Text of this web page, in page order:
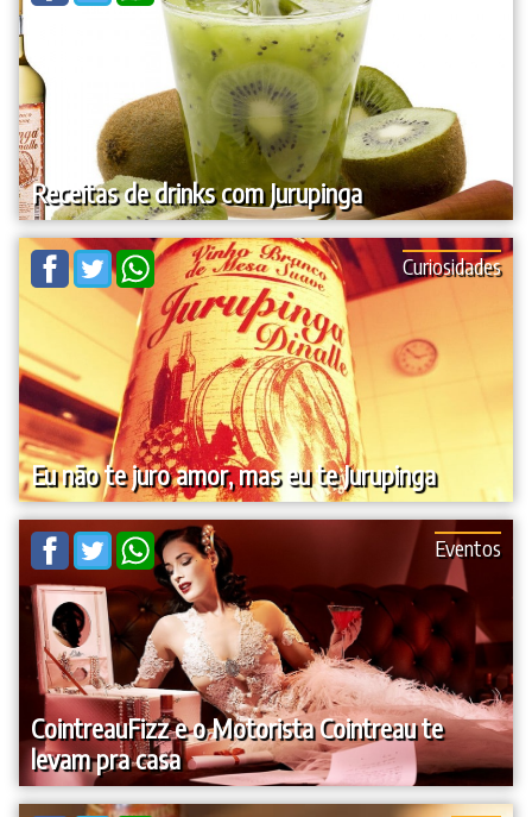
Receitas de drinks com Jurupinga
Eu não te juro amor, mas eu te Jurupinga
Curiosidades
CointreauFizz e o Motorista Cointreau te
levam pra casa
Eventos